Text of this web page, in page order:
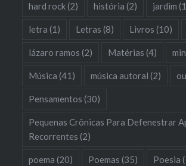
hard rock(2) história (2) jardim
letra (1) Letras (8) Livros (10)
lázaro ramos (2) Matérias (4)
Música (41) música autoral (2)
Pensamentos (30)
Pequenas Crônicas Para Defenestrar
Recorrentes (2)
poema (20) Poemas (35) Poesia